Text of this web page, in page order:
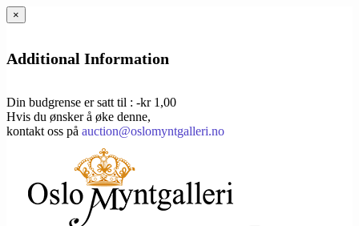
×
Additional Information
Din budgrense er satt til : -kr 1,00
Hvis du ønsker å øke denne,
kontakt oss på auction@oslomyntgalleri.no